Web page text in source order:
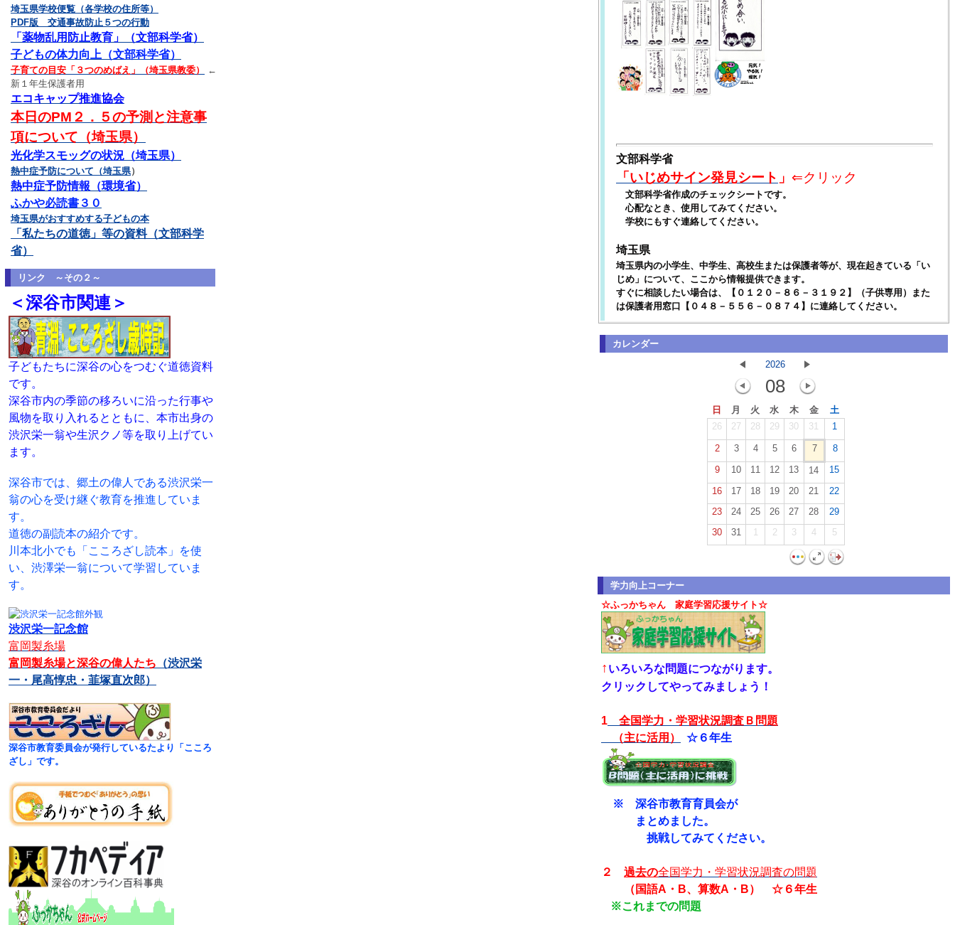
埼玉県学校便覧（各学校の住所等）
PDF版 交通事故防止５つの行動
「薬物乱用防止教育」（文部科学省）
子どもの体力向上（文部科学省）
子育ての目安「３つのめばえ」（埼玉県教委）
←
新１年生保護者用
エコキャップ推進協会
本日のPM２．５の予測と注意事
項について（埼玉県）
光化学スモッグの状況（埼玉県）
熱中症予防について（埼玉県）
熱中症予防情報（環境省）
ふかや必読書３０
埼玉県がおすすめする子どもの本
「私たちの道徳」等の資料（文部科学
省）
リンク ～その２～
＜深谷市関連＞
子どもたちに深谷の心をつむぐ道徳資料
です。
深谷市内の季節の移ろいに沿った行事や
風物を取り入れるとともに、本市出身の
渋沢栄一翁や生沢クノ等を取り上げてい
ます。
深谷市では、郷土の偉人である渋沢栄一
翁の心を受け継ぐ教育を推進していま
す。
道徳の副読本の紹介です。
川本北小でも「こころざし読本」を使
い、渋澤栄一翁について学習していま
す。
渋沢栄一記念館
富岡製糸場
富岡製糸場と深谷の偉人たち （渋沢栄
一・尾高惇忠・韮塚直次郎）
深谷市教育委員会が発行しているたより「こころ
ざし」です。
文部科学省
「いじめサイン発見シート 」 ⇐クリック
文部科学省作成のチェックシートです。
心配なとき、使用してみてください。
学校にもすぐ連絡してください。
埼玉県
埼玉県内の小学生、中学生、高校生または保護者等が、現在起きている「い
じめ」について、ここから情報提供できます。
すぐに相談したい場合は、【０１２０－８６－３１９２】（子供専用）また
は保護者用窓口【０４８－５５６－０８７４】に連絡してください。
カレンダー
2026
08
日 月 火 水 木 金
土
26
27 28 29 30 31 1
2 3 4 5 6 7
8
9
10 11 12 13 14
15
16
17 18 19 20 21
22
23
24 25 26 27 28
29
30
31 1 2 3 4 5
学力向上コーナー
☆ふっかちゃん 家庭学習応援サイト☆
↑ いろいろな問題につながります。
クリックしてやってみましょう！
1 全国学力・学習状況調査Ｂ問題
（主に活用）
☆６年生
※ 深谷市教育育員会が
まとめました。
挑戦してみてください。
２ 過去の全国学力・学習状況調査の問題
（国語A・B、算数A・B） ☆６年生
※これまでの問題